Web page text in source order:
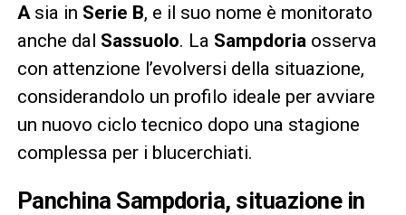
Asia in Serie B, e il suo nome è monitorato
anche dal Sassuolo. La Sampdoria osserva
con attenzione l’evolversi della situazione,
considerandolo un profilo ideale per avviare
un nuovo ciclo tecnico dopo una stagione
complessa per i blucerchiati.
Panchina Sampdoria, situazione in